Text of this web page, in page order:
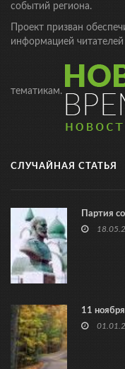
событий региона.
Проект призван
информацией
тематикам.
СЛУЧАЙНАЯ СТАТЬЯ
Партия
11